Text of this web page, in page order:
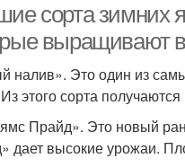
сорта зимних
выращивают в
налив». Это один из
этого сорта
Прайд». Это новый
дает высокие урожаи.